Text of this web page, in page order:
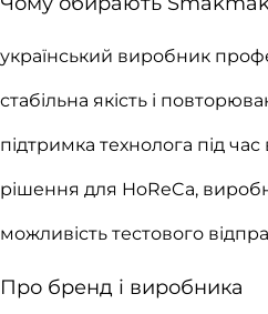
український виробник
стабільна якість і
підтримка технолога під
рішення для HoReCa,
можливість тестового
Про бренд і виробника